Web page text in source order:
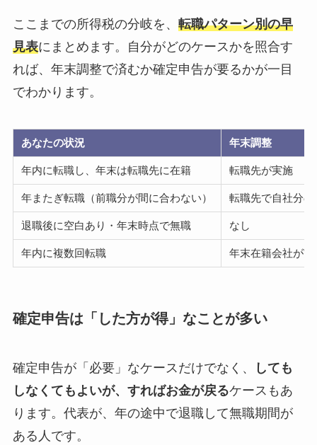
ここまでの所得税の分岐を、 転職パターン別の早
見表にまとめます。自分がどのケースかを照合す
れば、年末調整で済むか確定申告が要るかが一目
でわかります。
あなたの状況 年末調整
年内に転職し、年末は転職先に在籍 転職先が実施
年またぎ転職（前職分が間に合わない） 転職先で自社分の
退職後に空白あり・年末時点で無職 なし
年内に複数回転職 年末在籍会社が実
確定申告は「した方が得」なことが多い
確定申告が「必要」なケースだけでなく、
しても
しなくてもよいが、すればお金が戻るケースもあ
ります。代表が、年の途中で退職して無職期間が
ある人です。